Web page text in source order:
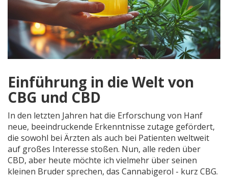
Einführung in die Welt von
CBG und CBD
In den letzten Jahren hat die Erforschung von Hanf
neue, beeindruckende Erkenntnisse zutage gefördert,
die sowohl bei Ärzten als auch bei Patienten weltweit
auf großes Interesse stoßen. Nun, alle reden über
CBD, aber heute möchte ich vielmehr über seinen
kleinen Bruder sprechen, das Cannabigerol - kurz CBG.